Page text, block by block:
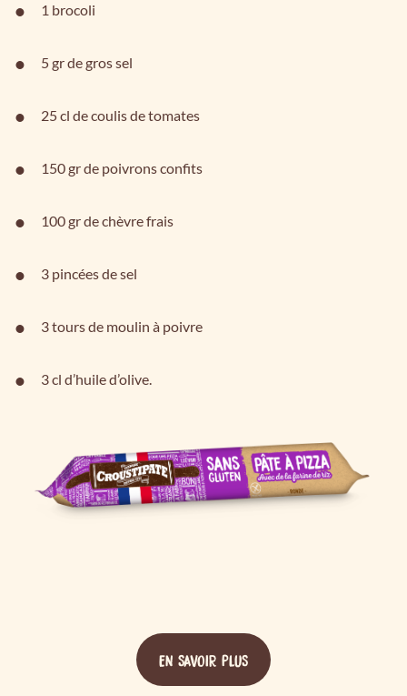
EN SAVOIR PLUS
1 brocoli
5 gr de gros sel
25 cl de coulis de tomates
150 gr de poivrons confits
100 gr de chèvre frais
3 pincées de sel
3 tours de moulin à poivre
3 cl d’huile d’olive.